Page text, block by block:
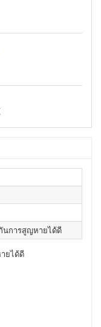
นการสูญหายได้ดี
ยได้ดี